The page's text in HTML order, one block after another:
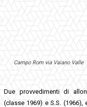
Campo Rom via Vaiano Valle
Due provvedimenti di
(classe 1969) e S.S.